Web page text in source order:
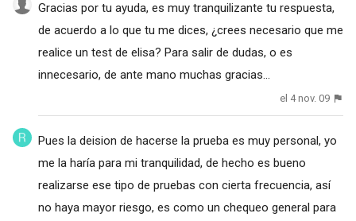
Gracias por tu ayuda, es muy tranquilizante tu respuesta,
de acuerdo a lo que tu me dices, ¿crees necesario que me
realice un test de elisa? Para salir de dudas, o es
innecesario, de ante mano muchas gracias...
el 4 nov. 09
Pues la deision de hacerse la prueba es muy personal, yo
me la haría para mi tranquilidad, de hecho es bueno
realizarse ese tipo de pruebas con cierta frecuencia, así
no haya mayor riesgo, es como un chequeo general para